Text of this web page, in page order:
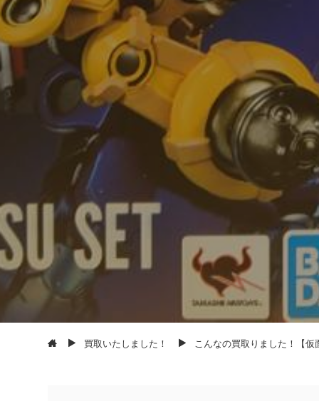
買取いたしました！ こんなの買取りました！【